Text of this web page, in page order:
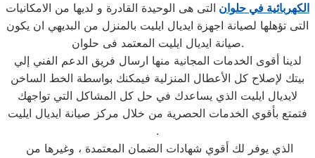
الكهربائية في حلوان التى هى الوحيدة القادرة و لديها من الامكانيات
التى تؤهلها لصيانة اجهزة ايديال ايليت بالمنزل من البديهي ان يكون
صيانة ايديال ايليت المعتمد فى حلوان.
لدينا أقوى الخدمات المجانية منها ارسال فريق الدعم الفني إلي
بيتك لإصلاح كل الأعطال المنزلية فيمكنك بواسطة الخط الساخن
لايديال ايليت الذي يساعدك في حل كل المشاكل التي تواجهك
فتمتع بأقوي الخدمات الحصرية من خلال مركز صيانة ايديال ايليت
.